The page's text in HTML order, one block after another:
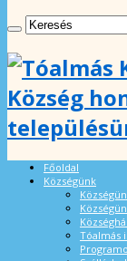
Község
Főoldal
Községünk
Tóalmás